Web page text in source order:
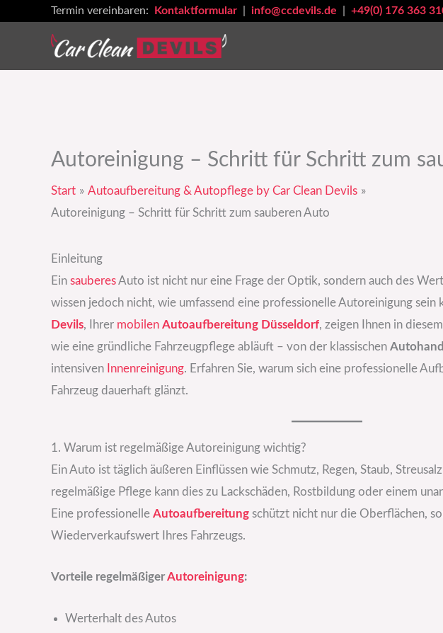
Termin vereinbaren: Kontaktformular info@ccdevils.de +49(0) 176 363
Autoreinigung – Schritt für Schritt zum
Start
Autoaufbereitung & Autopflege by Car Clean Devils
Autoreinigung – Schritt für Schritt zum sauberen Auto
Einleitung
Ein sauberesAuto ist nicht nur eine Frage der Optik, sondern auch des
wissen jedoch nicht, wie umfassend eine professionelle Autoreinigung sein
Devils, Ihrer mobilen Autoaufbereitung Düsseldorf, zeigen Ihnen in
wie eine gründliche Fahrzeugpflege abläuft – von der klassischen
intensiven Innenreinigung. Erfahren Sie, warum sich eine professionelle
Fahrzeug dauerhaft glänzt.
1. Warum ist regelmäßige Autoreinigung wichtig?
Ein Auto ist täglich äußeren Einflüssen wie Schmutz, Regen, Staub,
regelmäßige Pflege kann dies zu Lackschäden, Rostbildung oder einem
Eine professionelle Autoaufbereitung schützt nicht nur die Oberflächen,
Wiederverkaufswert Ihres Fahrzeugs.
Vorteile regelmäßigerAutoreinigung:
Werterhalt des Autos